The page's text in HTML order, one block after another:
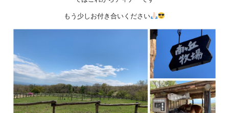
もう少しお付き合いください